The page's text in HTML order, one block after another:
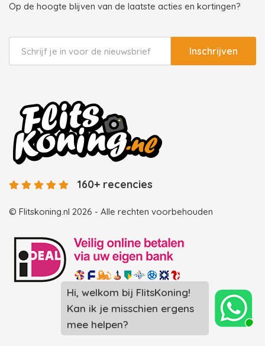
Op de hoogte blijven van de laatste acties en kortingen?
Inschrijven
© Flitskoning.nl 2026 - Alle rechten voorbehouden
160+ recencies
Landingspagina overzicht photobooths
Landingspagina overzicht videobooths
Photobooth huren in Spijkenisse